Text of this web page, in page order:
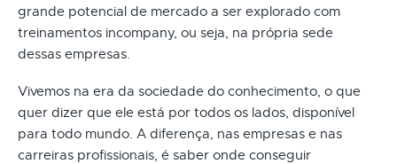
grande potencial de mercado a ser explorado com
treinamentos incompany, ou seja, na própria sede
dessas empresas.
Vivemos na era da sociedade do conhecimento, o que
quer dizer que ele está por todos os lados, disponível
para todo mundo. A diferença, nas empresas e nas
carreiras profissionais, é saber onde conseguir